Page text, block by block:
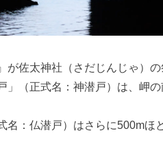
が佐太神社（さだじんじゃ）
」（正式名：神潜戸）は、岬
名：仏潜戸）はさらに500m